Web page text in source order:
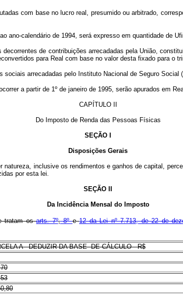
com base no lucro real, presumido ou arbitrado,
ano-calendário de 1994, será expresso em quantidade de
de contribuições arrecadadas pela União,
para Real com base no valor desta fixado para o
arrecadadas pelo Instituto Nacional de Seguro Social
a partir de 1º de janeiro de 1995, serão apurados em
CAPÍTULO II
Do Imposto de Renda das Pessoas Físicas
SEÇÃO I
Disposições Gerais
natureza, inclusive os rendimentos e ganhos de capital,
por esta lei.
SEÇÃO II
Da Incidência Mensal do Imposto
tratam osarts. 7º,8ºe12 da Lei nº 7.713, de 22 de
A DEDUZIR DA BASE DE CÁLCULO - R$